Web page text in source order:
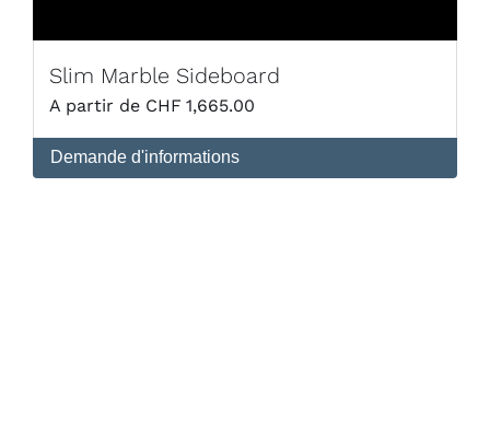
Slim Marble Sideboard
CHF 1,665.00
Demande d'informations